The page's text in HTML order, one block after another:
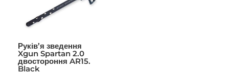
Руків’я зведення
Xgun Spartan 2.0
двостороння AR15.
Black